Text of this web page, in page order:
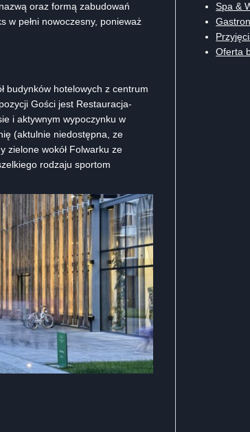
oraz formą zabudowań
w pełni nowoczesny, ponieważ
budynków hotelowych z centrum
Gości jest Restauracja-
i aktywnym wypoczynku w
(aktulnie niedostępna, ze
zielone wokół Folwarku ze
rodzaju sportom
Spa &
Oferta